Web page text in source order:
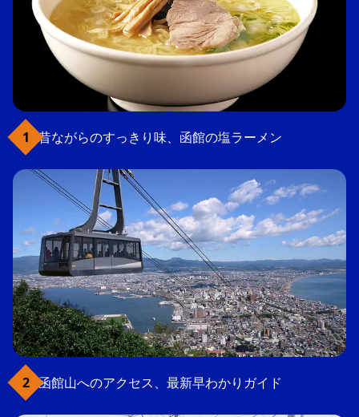
昔ながらのすっきり味、函館の塩ラーメン
函館山へのアクセス、最新早わかりガイド